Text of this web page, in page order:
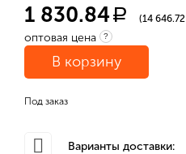
1 830.84 a (14 646.72
оптовая цена ?
В корзину
Под заказ
Варианты доставки: